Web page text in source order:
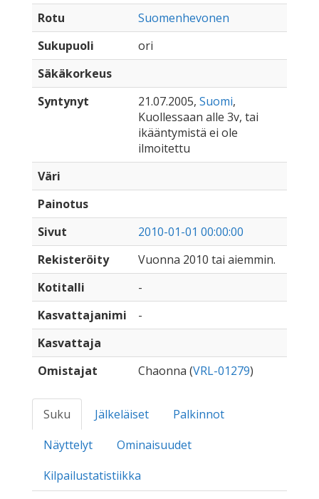
Rotu
Suomenhevonen
Sukupuoli
ori
Säkäkorkeus
Syntynyt
21.07.2005, Suomi,
Kuollessaan alle 3v, tai
ikääntymistä ei ole
ilmoitettu
Väri
Painotus
Sivut
2010-01-01 00:00:00
Rekisteröity
Vuonna 2010 tai aiemmin.
Kotitalli
-
Kasvattajanimi
-
Kasvattaja
Omistajat
Chaonna (VRL-01279)
Suku Jälkeläiset
Palkinnot
Näyttelyt
Ominaisuudet
Kilpailustatistiikka